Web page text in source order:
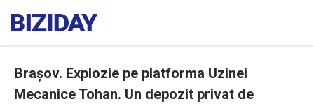
Brașov. Explozie pe platforma Uzinei
Mecanice Tohan. Un depozit privat de